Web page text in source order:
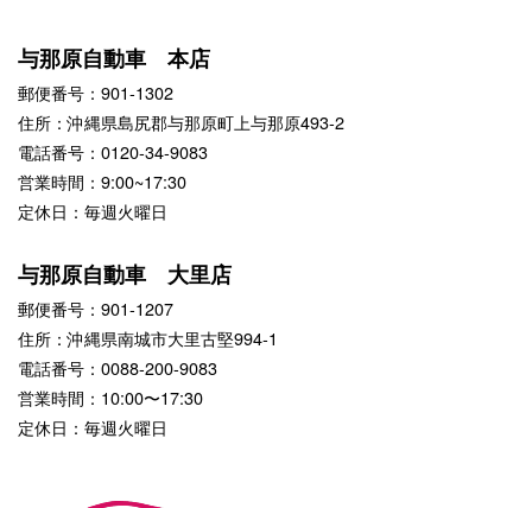
与那原自動車 本店
郵便番号：901-1302
住所：沖縄県島尻郡与那原町上与那原493-2
電話番号：0120-34-9083
営業時間：9:00~17:30
定休日：毎週火曜日
与那原自動車 大里店
郵便番号：901-1207
住所：沖縄県南城市大里古堅994-1
電話番号：0088-200-9083
営業時間：10:00〜17:30
定休日：毎週火曜日